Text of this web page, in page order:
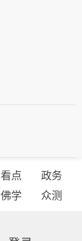
看点
政务
佛学 众测